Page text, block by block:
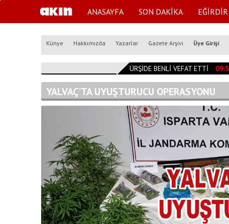
ANASAYFA SON DAKİKA EĞİRDİR
Künye Hakkımızda Yazarlar Gazete Arşivi Üye Girişi
MÜRŞİDE BENLİ VEFAT ETTİ
YALVAÇ’TA UYUŞTURUCU OPERASYONU